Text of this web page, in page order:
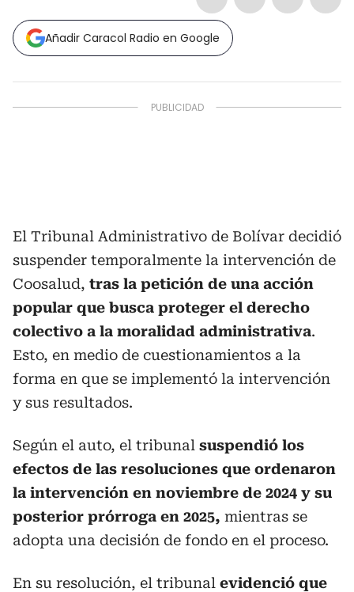
Añadir Caracol Radio en Google
El Tribunal Administrativo de Bolívar decidió
suspender temporalmente la intervención de
Coosalud, tras la petición de una acción
popular que busca proteger el derecho
colectivo a la moralidad administrativa.
Esto, en medio de cuestionamientos a la
forma en que se implementó la intervención
y sus resultados.
Según el auto, el tribunal suspendió los
efectos de las resoluciones que ordenaron
la intervención en noviembre de 2024 y su
posterior prórroga en 2025, mientras se
adopta una decisión de fondo en el proceso.
En su resolución, el tribunal evidenció que